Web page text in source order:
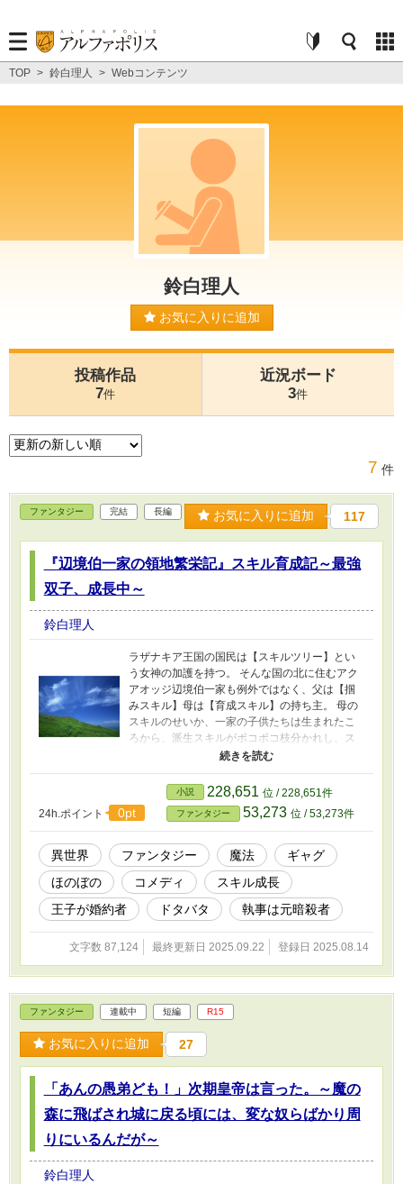
TOP > 鈴白理人 > Webコンテンツ
鈴白理人
お気に入りに追加
投稿作品
7件
近況ボード
3件
7 件
ファンタジー 完結 長編 お気に入りに追加 117
『辺境伯一家の領地繁栄記』スキル育成記～最強
双子、成長中～
鈴白理人
ラザナキア王国の国民は【スキルツリー】とい
う女神の加護を持つ。 そんな国の北に住むアク
アオッジ辺境伯一家も例外ではなく、父は【掴
みスキル】母は【育成スキル】の持ち主。 母の
スキルのせいか、一家の子供たちは生まれたこ
ろから、派生スキルがポコポコ枝分かれし、ス
キルレベルもぐんぐん上がっていった。 双子で
スキル】、妹のメリルの【魔法スキル】も例外
なくレベルアップし、十五歳となった今、学園
入学の秒読み段階を迎えていた── 前作→『辺境
伯一家の領地繁栄記』序章：【動物スキル？】
を持った辺境伯長男の場合
24h.ポイント 0pt
小説 228,651 位 / 228,651件
ファンタジー 53,273 位 / 53,273件
異世界 ファンタジー 魔法
ギャグ
ほのぼの
コメディ
スキル成長
王子が婚約者
ドタバタ 執事は元暗殺者
文字数 87,124 最終更新日 2025.09.22 登録日 2025.08.14
ファンタジー 連載中 短編 R15
お気に入りに追加 27
「あんの愚弟ども！」次期皇帝は言った。～魔の
森に飛ばされ城に戻る頃には、変な奴らばかり周
りにいるんだが～
鈴白理人